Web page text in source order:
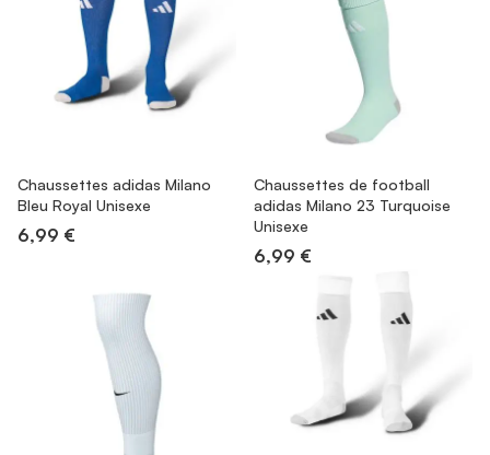
Chaussettes adidas Milano
Bleu Royal Unisexe
6,99 €
Chaussettes de football
adidas Milano 23 Turquoise
Unisexe
6,99 €